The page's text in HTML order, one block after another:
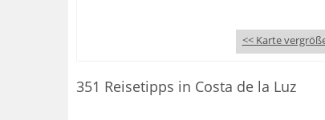
<< Karte
351 Reisetipps in Costa de la Luz